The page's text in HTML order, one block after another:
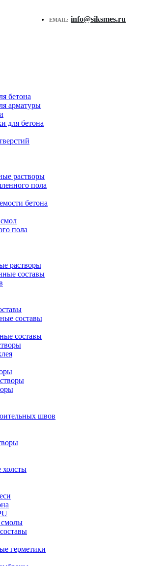
EMAIL: info@siksmes.ru
бетона
арматуры
для бетона
растворы
пола
бетона
пола
растворы
составы
составы
составы
швов
смолы
герметики